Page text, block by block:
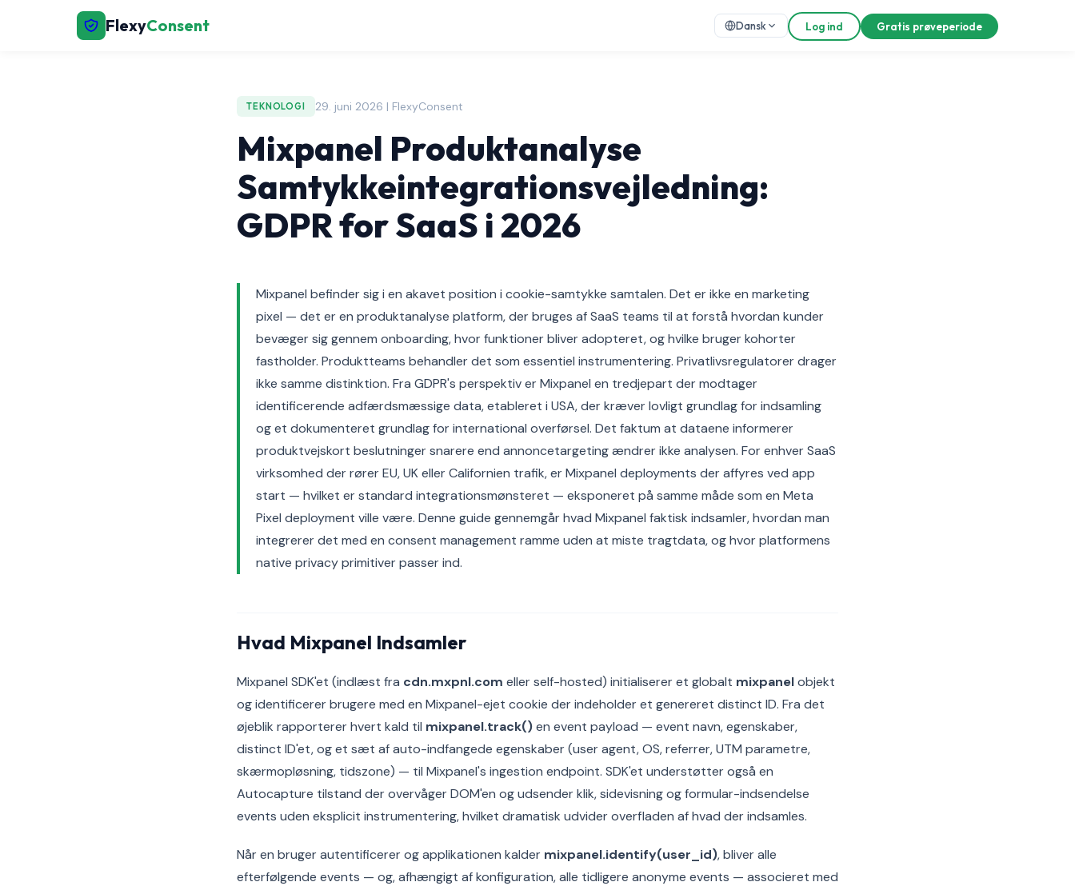
FlexyConsent Dansk Log ind Gratis prøveperiode
TEKNOLOGI 29. juni 2026 | FlexyConsent
Mixpanel Produktanalyse
Samtykkeintegrationsvejledning:
GDPR for SaaS i 2026
Mixpanel befinder sig i en akavet position i cookie-samtykke samtalen. Det er ikke en marketing
pixel — det er en produktanalyse platform, der bruges af SaaS teams til at forstå hvordan kunder
bevæger sig gennem onboarding, hvor funktioner bliver adopteret, og hvilke bruger kohorter
fastholder. Produktteams behandler det som essentiel instrumentering. Privatlivsregulatorer drager
ikke samme distinktion. Fra GDPR's perspektiv er Mixpanel en tredjepart der modtager
identificerende adfærdsmæssige data, etableret i USA, der kræver lovligt grundlag for indsamling
og et dokumenteret grundlag for international overførsel. Det faktum at dataene informerer
produktvejskort beslutninger snarere end annoncetargeting ændrer ikke analysen. For enhver SaaS
virksomhed der rører EU, UK eller Californien trafik, er Mixpanel deployments der affyres ved app
start — hvilket er standard integrationsmønsteret — eksponeret på samme måde som en Meta
Pixel deployment ville være. Denne guide gennemgår hvad Mixpanel faktisk indsamler, hvordan man
integrerer det med en consent management ramme uden at miste tragtdata, og hvor platformens
native privacy primitiver passer ind.
Hvad Mixpanel Indsamler
Mixpanel SDK'et (indlæst fra cdn.mxpnl.com eller self-hosted) initialiserer et globalt mixpanelobjekt
og identificerer brugere med en Mixpanel-ejet cookie der indeholder et genereret distinct ID. Fra det
øjeblik rapporterer hvert kald til mixpanel.track()en event payload — event navn, egenskaber,
distinct ID'et, og et sæt af auto-indfangede egenskaber (user agent, OS, referrer, UTM parametre,
skærmopløsning, tidszone) — til Mixpanel's ingestion endpoint. SDK'et understøtter også en
Autocapture tilstand der overvåger DOM'en og udsender klik, sidevisning og formular-indsendelse
events uden eksplicit instrumentering, hvilket dramatisk udvider overfladen af hvad der indsamles.
Når en bruger autentificerer og applikationen kalder mixpanel.identify(user_id), bliver alle
efterfølgende events — og, afhængigt af konfiguration, alle tidligere anonyme events — associeret med